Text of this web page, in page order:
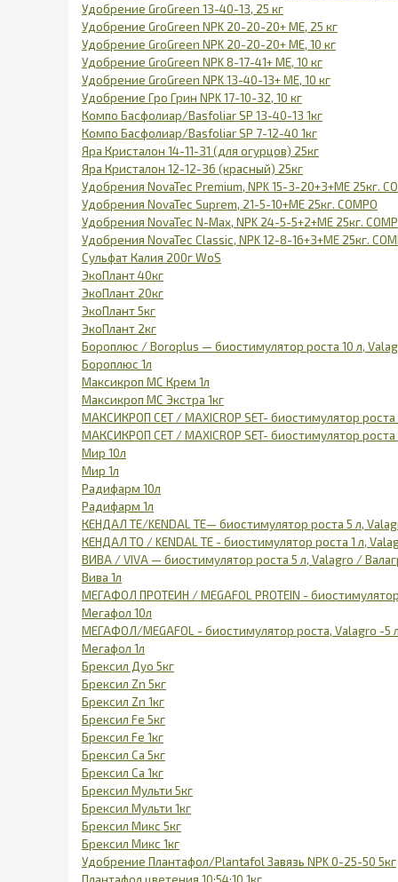
Удобрение GroGreen 13-40-13, 25 кг
Удобрение GroGreen NPK 20-20-20+ МЕ, 25 кг
Удобрение GroGreen NPK 20-20-20+ МЕ, 10 кг
Удобрение GroGreen NPK 8-17-41+ МЕ, 10 кг
Удобрение GroGreen NPK 13-40-13+ МЕ, 10 кг
Удобрение Гро Грин NPK 17-10-32, 10 кг
Компо Басфолиар/Basfoliar SP 13-40-13 1кг
Компо Басфолиар/Basfoliar SP 7-12-40 1кг
Яра Кристалон 14-11-31 (для огурцов) 25кг
Яра Кристалон 12-12-36 (красный) 25кг
Удобрения NovaTec Premium, NPK 15-3-20+3+ME 25кг.
Удобрения NovaTec Suprem, 21-5-10+ME 25кг. COMPO
Удобрения NovaTec N-Max, NPK 24-5-5+2+ME 25кг.
Удобрения NovaTec Classic, NPK 12-8-16+3+ME 25кг.
Сульфат Калия 200г WoS
ЭкоПлант 40кг
ЭкоПлант 20кг
ЭкоПлант 5кг
ЭкоПлант 2кг
Бороплюс / Boroplus — биостимулятор роста 10 л,
Бороплюс 1л
Максикроп МС Крем 1л
Максикроп МС Экстра 1кг
МАКСИКРОП СЕТ / MAXICROP SET- биостимулятор роста
МАКСИКРОП СЕТ / MAXICROP SET- биостимулятор роста
Мир 10л
Мир 1л
Радифарм 10л
Радифарм 1л
КЕНДАЛ ТЕ/KENDAL ТЕ— биостимулятор роста 5 л,
КЕНДАЛ ТО / KENDAL ТЕ - биостимулятор роста 1 л,
ВИВА / VIVA — биостимулятор роста 5 л, Valagro /
Вива 1л
МЕГАФОЛ ПРОТЕИН / MEGAFOL PROTEIN -
Мегафол 10л
МЕГАФОЛ/MEGAFOL - биостимулятор роста, Valagro -5
Мегафол 1л
Брексил Дуо 5кг
Брексил Zn 5кг
Брексил Zn 1кг
Брексил Fe 5кг
Брексил Fe 1кг
Брексил Ca 5кг
Брексил Ca 1кг
Брексил Мульти 5кг
Брексил Мульти 1кг
Брексил Микс 5кг
Брексил Микс 1кг
Удобрение Плантафол/Plantafol Завязь NPK 0-25-50 5кг
Плантафол цветения 10:54:10 1кг